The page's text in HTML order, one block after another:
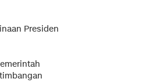
Presiden